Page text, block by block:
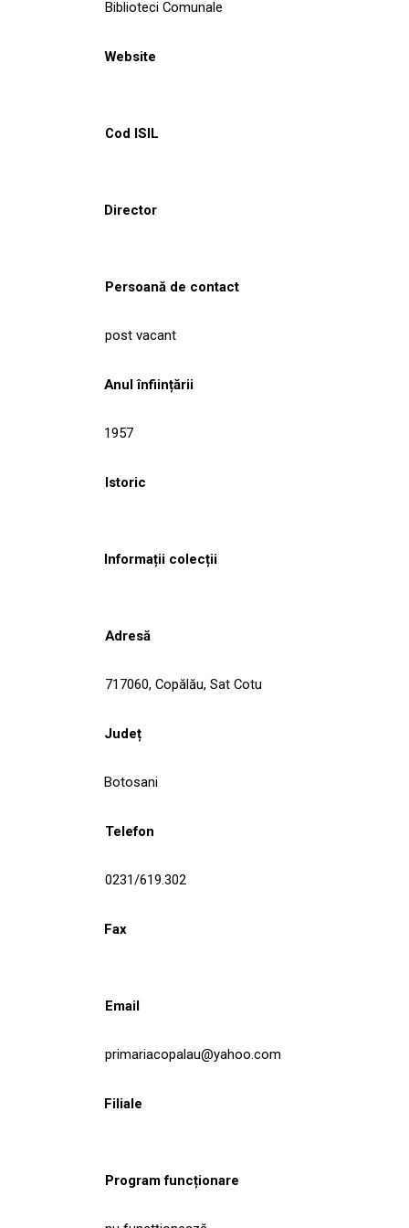
Biblioteci Comunale
Website
Cod ISIL
Director
Persoană de contact
post vacant
Anul înființării
1957
Istoric
Informații colecții
Adresă
717060, Copălău, Sat Cotu
Județ
Botosani
Telefon
0231/619.302
Fax
Email
primariacopalau@yahoo.com
Filiale
Program funcționare